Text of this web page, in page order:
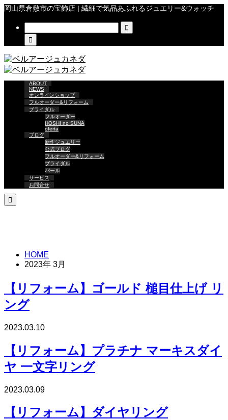
岡山県倉敷市の宝飾店 | 繊細で気品あふれるジュエリー&ウォッチ


ABOUT
NEWS
オンラインショップ
フルオーダー&リフォーム
ブライダル
フルオーダー
HOSHI no SUNA
oferta
ブログ
新作ジュエリー
公式ブログ
フルオーダー&リフォーム
ブライダル
パール
サービス
お問合せ

HOME
2023年 3月
【リフォーム】ゴールド 槌目仕上げ リ
ング
2023.03.10
【リフォーム】プラチナ マーキスダイ
ヤ 一文字リング
2023.03.09
【リフォーム】ダイヤリング